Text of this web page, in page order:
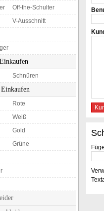
Off-the-Schulter
V-Ausschnitt
Schnüren
Rote
Weiß
Gold
Grüne